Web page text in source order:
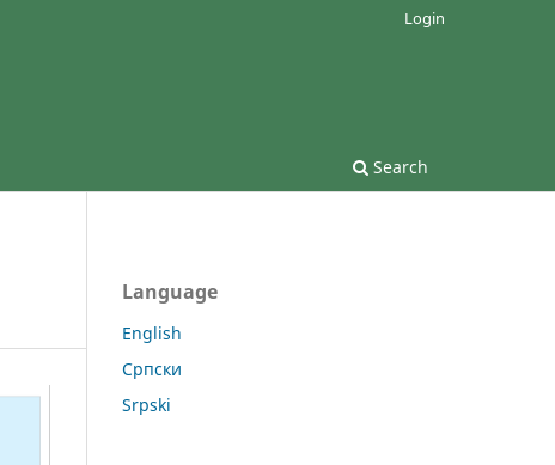
Search
Login
Language
English
Српски
Srpski